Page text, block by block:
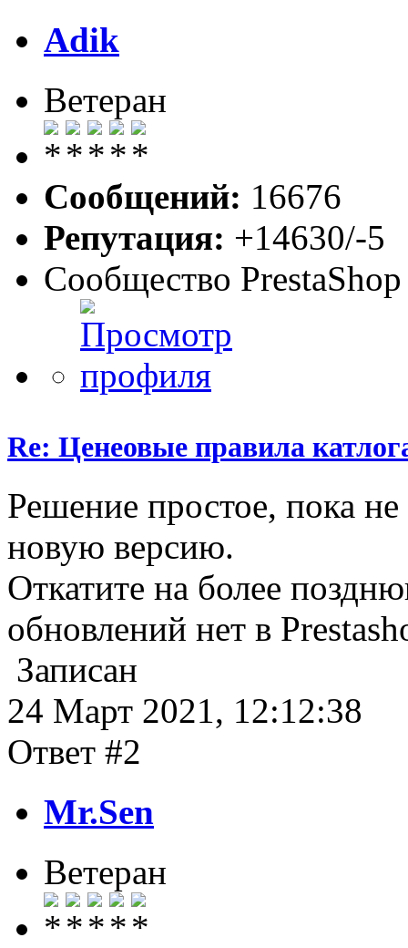
Adik
Ветеран
Сообщений: 16676
Репутация: +14630/-5
Сообщество PrestaShop
Re: Ценеовые правила
Решение простое, пока не
новую версию.
Откатите на более
обновлений нет в
Записан
24 Март 2021, 12:12:38
Ответ #2
Mr.Sen
Ветеран